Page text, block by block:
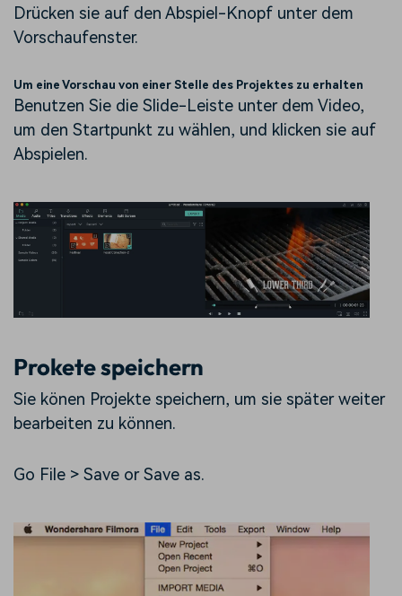
Drücken sie auf den Abspiel-Knopf unter dem
Vorschaufenster.
Um eine Vorschau von einer Stelle des Projektes zu erhalten
Benutzen Sie die Slide-Leiste unter dem Video,
um den Startpunkt zu wählen, und klicken sie auf
Abspielen.
Prokete speichern
Sie könen Projekte speichern, um sie später weiter
bearbeiten zu können.
Go File > Save or Save as.